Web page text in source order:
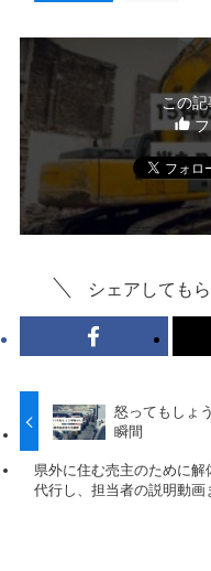
この
フ
シェアしても
怒ってもしょ
瞬間
県外に住む売主のために
代行し、担当者の説明動